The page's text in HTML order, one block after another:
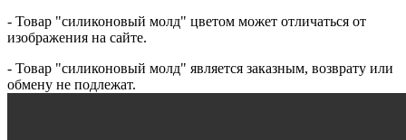
- Товар "силиконовый молд" цветом может отличаться от
изображения на сайте.
- Товар "силиконовый молд" является заказным, возврату или
обмену не подлежат.